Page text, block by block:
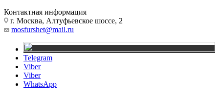
Контактная информация
г. Москва, Алтуфьевское шоссе, 2
mosfurshet@mail.ru
Telegram
Viber
Viber
WhatsApp